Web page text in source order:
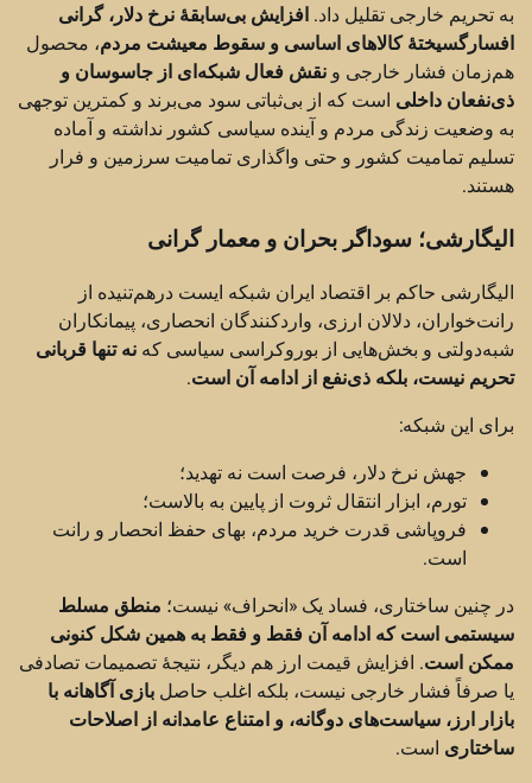
به تحریم خارجی تقلیل داد. افزایش بی‌سابقهٔ نرخ دلار، گرانی
افسارگسیختهٔ کالاهای اساسی و سقوط معیشت مردم، محصول
هم‌زمان فشار خارجی و نقش فعال شبکه‌ای از جاسوسان و
ذی‌نفعان داخلی است که از بی‌ثباتی سود می‌برند و کمترین توجهی
به وضعیت زندگی مردم و آینده سیاسی کشور نداشته و آماده
تسلیم تمامیت کشور و حتی واگذاری تمامیت سرزمین و فرار
هستند.
الیگارشی؛ سوداگر بحران و معمار گرانی
الیگارشی حاکم بر اقتصاد ایران شبکه‌ ایست درهم‌تنیده از
رانت‌خواران، دلالان ارزی، واردکنندگان انحصاری، پیمانکاران
شبه‌دولتی و بخش‌هایی از بوروکراسی سیاسی که نه تنها قربانی
تحریم نیست، بلکه ذی‌نفع از ادامه آن است.
برای این شبکه:
جهش نرخ دلار، فرصت است نه تهدید؛
تورم، ابزار انتقال ثروت از پایین به بالاست؛
فروپاشی قدرت خرید مردم، بهای حفظ انحصار و رانت
است.
در چنین ساختاری، فساد یک «انحراف» نیست؛ منطق مسلط
سیستمی است که ادامه آن فقط و فقط به همین شکل کنونی
ممکن است. افزایش قیمت ارز هم دیگر، نتیجهٔ تصمیمات تصادفی
یا صرفاً فشار خارجی نیست، بلکه اغلب حاصل بازی آگاهانه با
بازار ارز، سیاست‌های دوگانه، و امتناع عامدانه از اصلاحات
ساختاری است.